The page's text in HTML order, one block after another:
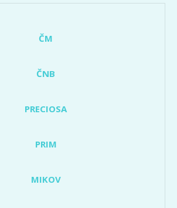
ČM
ČNB
PRECIOSA
PRIM
MIKOV